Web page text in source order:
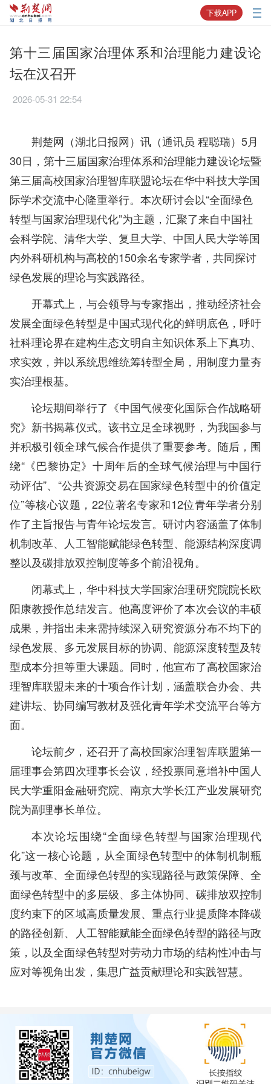
下载APP
第十三届国家治理体系和治理能力建设论
坛在汉召开
2026-05-31 22:54
荆楚网（湖北日报网）讯（通讯员 程聪瑞）5月
30日，第十三届国家治理体系和治理能力建设论坛暨
第三届高校国家治理智库联盟论坛在华中科技大学国
际学术交流中心隆重举行。本次研讨会以“全面绿色
转型与国家治理现代化”为主题，汇聚了来自中国社
会科学院、清华大学、复旦大学、中国人民大学等国
内外科研机构与高校的150余名专家学者，共同探讨
绿色发展的理论与实践路径。
开幕式上，与会领导与专家指出，推动经济社会
发展全面绿色转型是中国式现代化的鲜明底色，呼吁
社科理论界在建构生态文明自主知识体系上下真功、
求实效，并以系统思维统筹转型全局，用制度力量夯
实治理根基。
论坛期间举行了《中国气候变化国际合作战略研
究》新书揭幕仪式。该书立足全球视野，为我国参与
并积极引领全球气候合作提供了重要参考。随后，围
绕“《巴黎协定》十周年后的全球气候治理与中国行
动评估”、“公共资源交易在国家绿色转型中的价值定
位”等核心议题，22位著名专家和12位青年学者分别
作了主旨报告与青年论坛发言。研讨内容涵盖了体制
机制改革、人工智能赋能绿色转型、能源结构深度调
整以及碳排放双控制度等多个前沿视角。
闭幕式上，华中科技大学国家治理研究院院长欧
阳康教授作总结发言。他高度评价了本次会议的丰硕
成果，并指出未来需持续深入研究资源分布不均下的
绿色发展、多元发展目标的协调、能源深度转型及转
型成本分担等重大课题。同时，他宣布了高校国家治
理智库联盟未来的十项合作计划，涵盖联合办会、共
建讲坛、协同编写教材及强化青年学术交流平台等方
面。
论坛前夕，还召开了高校国家治理智库联盟第一
届理事会第四次理事长会议，经投票同意增补中国人
民大学重阳金融研究院、南京大学长江产业发展研究
院为副理事长单位。
本次论坛围绕“全面绿色转型与国家治理现代
化”这一核心论题，从全面绿色转型中的体制机制瓶
颈与改革、全面绿色转型的实现路径与政策保障、全
面绿色转型中的多层级、多主体协同、碳排放双控制
度约束下的区域高质量发展、重点行业提质降本降碳
的路径创新、人工智能赋能全面绿色转型的路径与政
策，以及全面绿色转型对劳动力市场的结构性冲击与
应对等视角出发，集思广益贡献理论和实践智慧。